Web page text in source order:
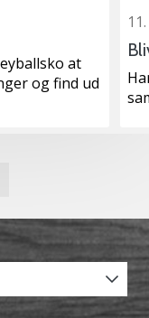
at
og find ud